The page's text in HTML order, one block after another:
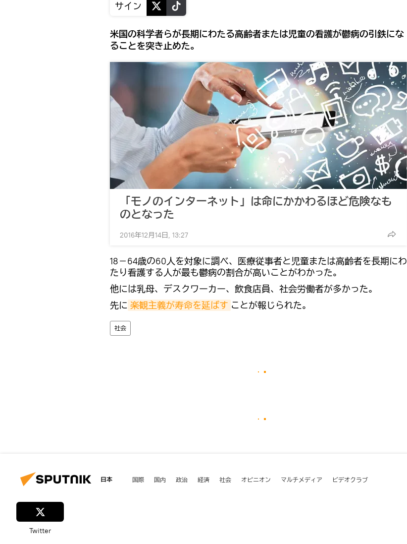
サイン
米国の科学者らが長期にわたる高齢者または児童の看護が鬱病の引鉄にな
ることを突き止めた。
「モノのインターネット」は命にかかわるほど危険なも
のとなった
2016年12月14日, 13:27
18－64歳の60人を対象に調べ、医療従事者と児童または高齢者を長期にわ
たり看護する人が最も鬱病の割合が高いことがわかった。
他には乳母、デスクワーカー、飲食店員、社会労働者が多かった。
先に 楽観主義が寿命を延ばす ことが報じられた。
社会
日本 国際 国内 政治 経済 社会 オピニオン マルチメディア ビデオクラブ
Twitter